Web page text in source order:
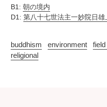
記
に
て
B1: 朝の境内
D1: 第八十七世法主一妙院日
buddhism environment
religional